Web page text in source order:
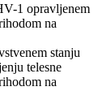
1 opravljenem
na
stanju
telesne
na